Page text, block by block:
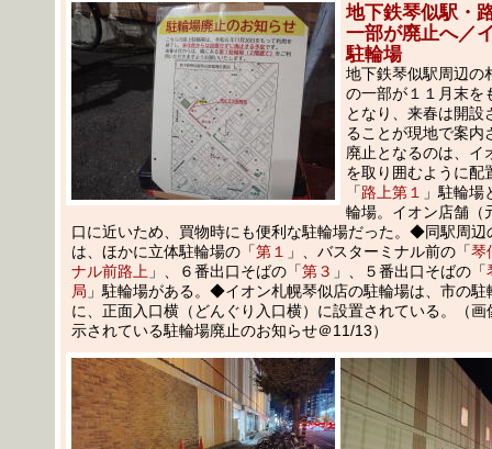
地下鉄琴似駅・
一部が廃止へ／
駐輪場
地下鉄琴似駅周辺の
の一部が１１月末を
となり、来春は開設
ることが現地で案
廃止となるのは、イ
を取り囲むように配
「路上第１
」駐輪場
輪場。イオン店舗（
口に近いため、買物時にも便利な駐輪場だった。◆同駅周辺
は、ほかに立体駐輪場の「第１ 」、バスターミナル前の「琴
ナル前路上 」、６番出口そばの「第３ 」、５番出口そばの「
局 」駐輪場がある。◆イオン札幌琴似店の駐輪場は、市の駐
に、正面入口横（どんぐり入口横）に設置されている。（画
示されている駐輪場廃止のお知らせ＠11/13）